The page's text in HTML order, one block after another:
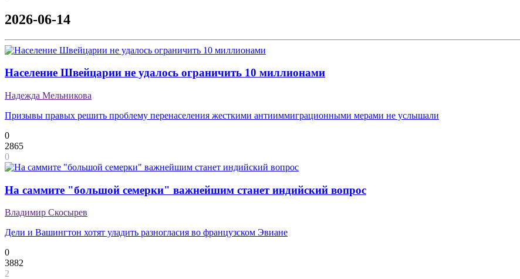
2026-06-14
Население Швейцарии не удалось ограничить 10 миллионами
Надежда Мельникова
Призывы правых решить проблему перенаселения жесткими антииммиграционными мерами не услышали
0
2865
0
На саммите "большой семерки" важнейшим станет индийский вопрос
Владимир Скосырев
Дели и Вашингтон хотят уладить разногласия во французском Эвиане
0
3882
2